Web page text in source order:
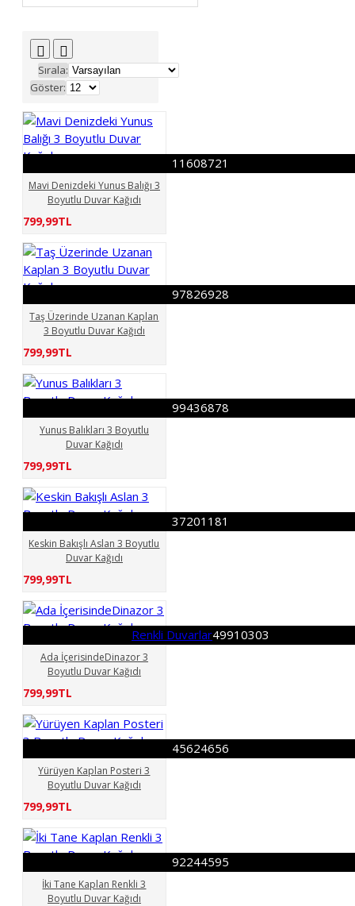
54699962
55192747
71034753
74857214
77034689
085555390
092361934
133892074
168341634
190190613
199998840
229657137
339621109
366597301
389510236
400790461
403380505
414519511
436483786
522499696
683693050
yol 3 Boyutlu Duvar Kağıdı
Kağıdı
Hayvanlar 3
Hayvnlar 3 Boyutlu Duvar
Kağıdı
Hyavanlar 3
Papağan Renkli
Sırala:
Göster:
11608721
Mavi Denizdeki Yunus Balığı 3
Boyutlu Duvar Kağıdı
799,99TL
97826928
Taş Üzerinde Uzanan Kaplan
3 Boyutlu Duvar Kağıdı
799,99TL
99436878
Yunus Balıkları 3 Boyutlu
Duvar Kağıdı
799,99TL
37201181
Keskin Bakışlı Aslan 3 Boyutlu
Duvar Kağıdı
799,99TL
Renkli Duvarlar49910303
Ada İçerisindeDinazor 3
Boyutlu Duvar Kağıdı
799,99TL
45624656
Yürüyen Kaplan Posteri 3
Boyutlu Duvar Kağıdı
799,99TL
92244595
İki Tane Kaplan Renkli 3
Boyutlu Duvar Kağıdı